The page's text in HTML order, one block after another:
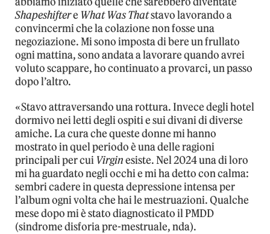
Shapeshiftere What Was Thatstavo lavorando a
convincermi che la colazione non fosse una
negoziazione. Mi sono imposta di bere un frullato
ogni mattina, sono andata a lavorare quando avrei
voluto scappare, ho continuato a provarci, un passo
dopo l’altro.
«Stavo attraversando una rottura. Invece degli hotel
dormivo nei letti degli ospiti e sui divani di diverse
amiche. La cura che queste donne mi hanno
mostrato in quel periodo è una delle ragioni
principali per cui Virginesiste. Nel 2024 una di loro
mi ha guardato negli occhi e mi ha detto con calma:
sembri cadere in questa depressione intensa per
l’album ogni volta che hai le mestruazioni. Qualche
mese dopo mi è stato diagnosticato il PMDD
(sindrome disforia pre-mestruale, nda).